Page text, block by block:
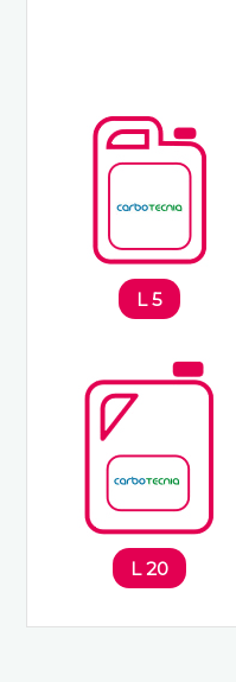
5 L
20 L